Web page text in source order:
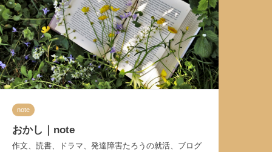
note
おかし｜note
作文、読書、ドラマ、発達障害たろうの就活、ブログ